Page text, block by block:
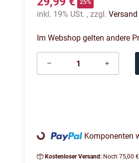
25%
inkl. 19% USt. , zzgl.Versand
Im Webshop gelten andere
Loading... Komponenten
Kostenloser Versand: Noch 75,00